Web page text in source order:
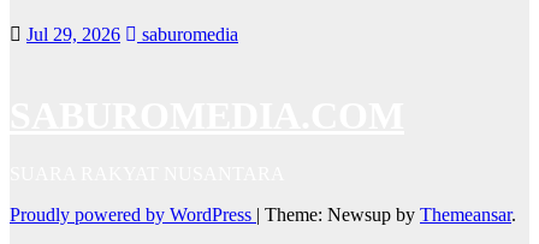
Jul 29, 2026 saburomedia
Proudly powered by WordPress | Theme: Newsup by Themeansar.